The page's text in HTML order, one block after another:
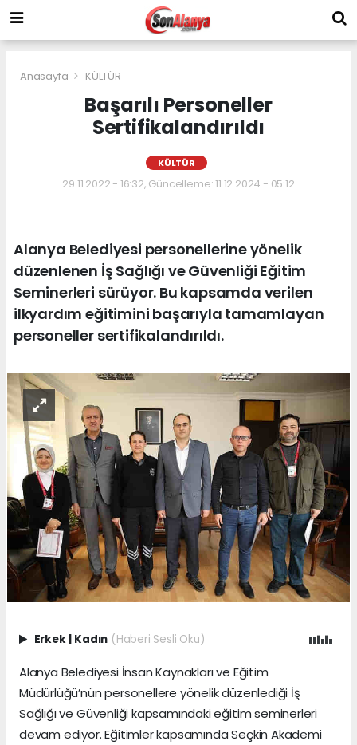
Anasayfa KÜLTÜR
Başarılı Personeller
Sertifikalandırıldı
KÜLTÜR
29.11.2022 - 16:32, Güncelleme: 11.12.2024 - 05:12
Alanya Belediyesi personellerine yönelik
düzenlenen İş Sağlığı ve Güvenliği Eğitim
Seminerleri sürüyor. Bu kapsamda verilen
ilkyardım eğitimini başarıyla tamamlayan
personeller sertifikalandırıldı.
Erkek | Kadın (Haberi Sesli Oku)
Alanya Belediyesi İnsan Kaynakları ve Eğitim
Müdürlüğü’nün personellere yönelik düzenlediği İş
Sağlığı ve Güvenliği kapsamındaki eğitim seminerleri
devam ediyor. Eğitimler kapsamında Seçkin Akademi